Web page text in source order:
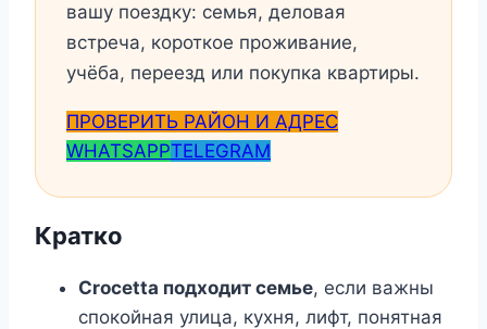
вашу поездку: семья, деловая
встреча, короткое проживание,
учёба, переезд или покупка квартиры.
ПРОВЕРИТЬ РАЙОН И АДРЕС
WHATSAPPTELEGRAM
Кратко
Crocetta подходит семье, если важны
спокойная улица, кухня, лифт, понятная